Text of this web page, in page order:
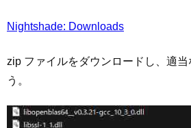
Nightshade: Downloads
zip ファイルをダウンロードし、適当
う。